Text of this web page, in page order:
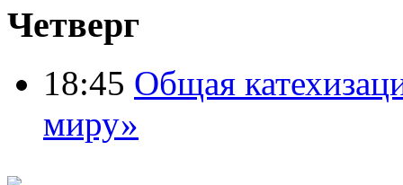
Четверг
18:45 Общая
миру»